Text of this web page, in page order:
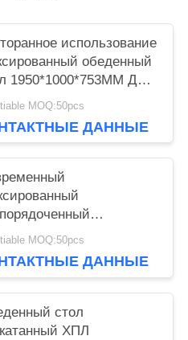
использование
обеденный
1950*1000*753MM Для
MOQ:50pcs
ДАННЫЕ
стол
железо 4 ноги
MOQ:50pcs
ДАННЫЕ
стол
ХПЛ